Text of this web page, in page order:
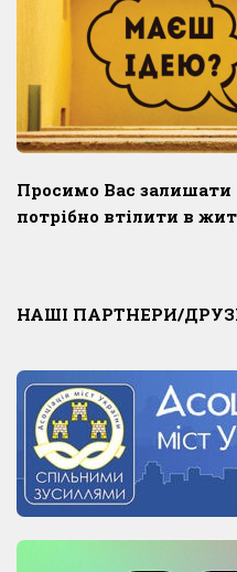
Просимо Вас залишати
потрібно втілити в
НАШІ ПАРТНЕРИ/